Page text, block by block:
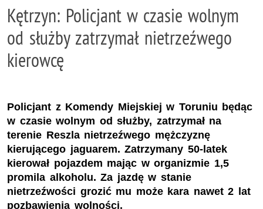
Kętrzyn: Policjant w czasie wolnym
od służby zatrzymał nietrzeźwego
kierowcę
Policjant z Komendy Miejskiej w Toruniu będąc
w czasie wolnym od służby, zatrzymał na
terenie Reszla nietrzeźwego mężczyznę
kierującego jaguarem. Zatrzymany 50-latek
kierował pojazdem mając w organizmie 1,5
promila alkoholu. Za jazdę w stanie
nietrzeźwości grozić mu może kara nawet 2 lat
pozbawienia wolności.